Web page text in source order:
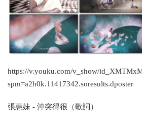
https://v.youku.com/v_show/
spm=a2h0k.11417342.soresults.dposter
張惠妹 - 沖突得很（歌詞）